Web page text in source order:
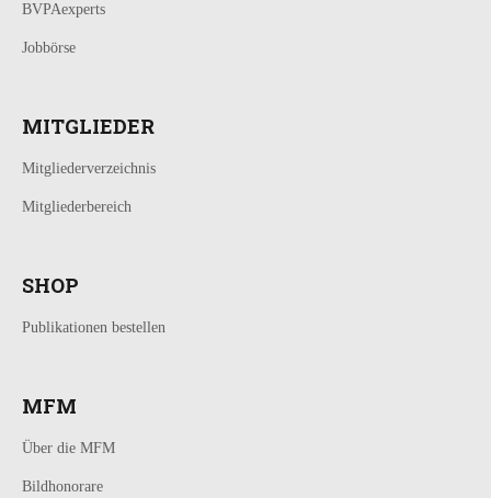
BVPAexperts
Jobbörse
MITGLIEDER
Mitgliederverzeichnis
Mitgliederbereich
SHOP
Publikationen bestellen
MFM
Über die MFM
Bildhonorare